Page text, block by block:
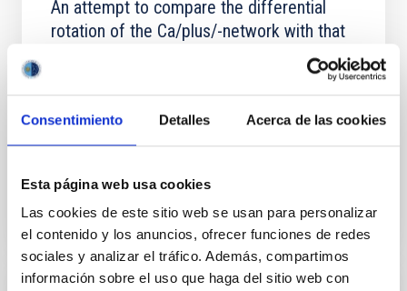
Consentimiento Detalles Acerca de las cookies
Esta página web usa cookies
Las cookies de este sitio web se usan para personalizar
el contenido y los anuncios, ofrecer funciones de redes
sociales y analizar el tráfico. Además, compartimos
información sobre el uso que haga del sitio web con
An attempt to compare the differential
rotation of the Ca/plus/-network with that
Results of almost simultaneous observations of the
and the photospheric plasma are reported. The
observations...